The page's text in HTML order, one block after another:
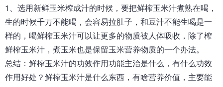
1、选用新鲜玉米榨成汁的时候，要把鲜榨玉米汁煮熟在喝，
生的时候千万不能喝，会容易拉肚子，和豆汁不能生喝是一
样的，喝鲜榨玉米汁可以让更多的物质被人体吸收，除了榨
鲜榨玉米汁，煮玉米也是保留玉米营养物质的一个办法。
总结： 鲜榨玉米汁的功效作用功能主治是什么，有什么功效
作用好处 ？鲜榨玉米汁是什么东西，有啥营养价值，主要能